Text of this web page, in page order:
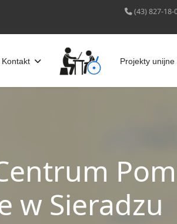
(43) 827-18-
Kontakt Projekty unijne
w Sieradzu